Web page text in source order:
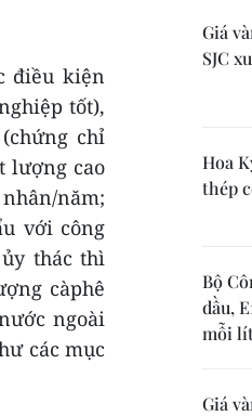
điều kiện
tốt),
chỉ
lượng cao
năm;
với công
thác thì
càphê
ngoài
các mục
Giá
SJC
Hoa
thép
Bộ
dầu,
mỗi
Giá